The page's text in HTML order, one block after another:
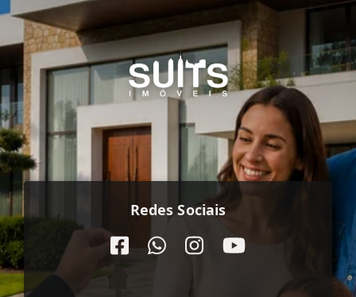
Redes Sociais